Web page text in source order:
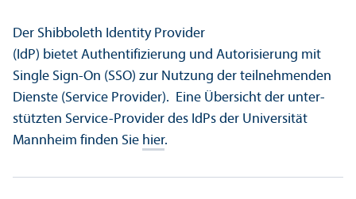
Der Shibboleth Identity Provider
(IdP) bietet Authentifizierung und Autorisierung mit
Single Sign-On (SSO) zur Nutzung der teilnehmenden
Dienste (Service Provider). Eine Über­sicht der unter­
stützten Service-Provider des IdPs der Universität
Mannheim finden Sie hier.